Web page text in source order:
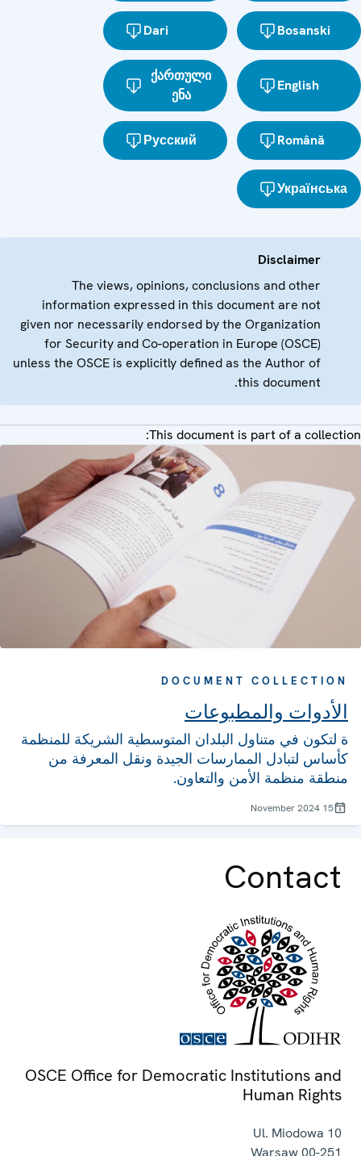
Bosanski
Dari
English
ქართული
ენა
Română
Русский
Українська
Disclaimer
The views, opinions, conclusions and other
information expressed in this document are not
given nor necessarily endorsed by the Organization
for Security and Co-operation in Europe (OSCE)
unless the OSCE is explicitly defined as the Author of
this document.
This document is part of a collection:
DOCUMENT COLLECTION
الأدوات والمطبوعات
ة لتكون في متناول البلدان المتوسطية الشريكة للمنظمة
كأساس لتبادل الممارسات الجيدة ونقل المعرفة من
منطقة منظمة الأمن والتعاون.
15 November 2024
Contact
OSCE Office for Democratic Institutions and
Human Rights
Ul. Miodowa 10
00-251
Warsaw